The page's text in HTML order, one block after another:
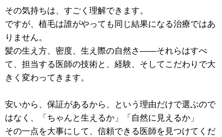
その気持ちは、すごく理解できます。
ですが、植毛は誰がやっても同じ結果になる治療ではあ
りません。
髪の生え方、密度、生え際の自然さ——それらはすべ
て、担当する医師の技術と、経験、そしてこだわりで大
きく変わってきます。
安いから、保証があるから、という理由だけで選ぶので
はなく、「ちゃんと生えるか」「自然に見えるか」
その一点を大事にして、信頼できる医師を見つけてくだ